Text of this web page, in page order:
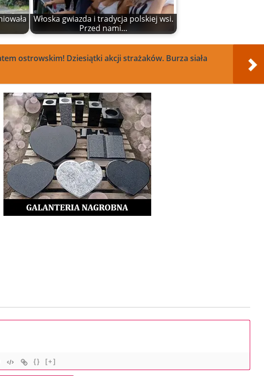
Włoska gwiazda i tradycja polskiej wsi.
Przed nami…
ostrowskim! Dziesiątki akcji strażaków. Burza siała
{} [+]